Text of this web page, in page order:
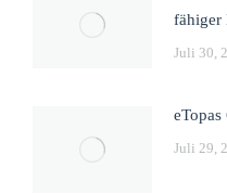
fähiger
Juli 30,
Juli 29,